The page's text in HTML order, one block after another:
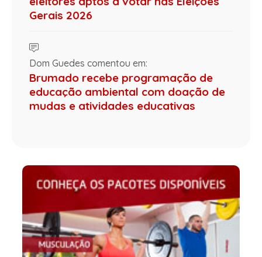
Gerais 2026
Dom Guedes comentou em:
Brumado recebe programação de
educação ambiental com doação de
mudas e atividades educativas